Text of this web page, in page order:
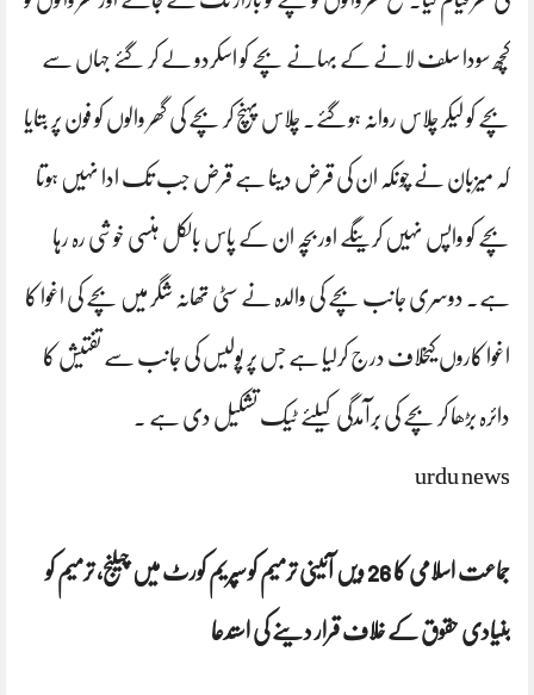
کچھ سودا سلف لانے کے بہانے بچے کو اسکردو لے کر گئے جہاں سے
بچے کو لیکر چلاس روانہ ہوگئے۔ چلاس پہنچ کر بچے کی گھر والوں کو فون پر بتایا
کہ میزبان نے چونکہ ان کی قرض دینا ہے قرض جب تک ادا نہیں ہوتا
بچے کو واپس نہیں کرینگے اور بچہ ان کے پاس بالکل ہنسی خوشی رہ رہا
ہے۔ دوسری جانب بچے کی والدہ نے سٹی تھانہ شگر میں بچے کی اغوا کا
اغوا کاروں کیخلاف درج کرلیا ہے جس پر پولیس کی جانب سے تفتیش کا
دائرہ بڑھا کر بچے کی برآمدگی کیلئے ٹیک تشکیل دی ہے ۔
urdu news
جماعت اسلامی کا 26 ویں آئینی ترمیم کو سپریم کورٹ میں چیلنج، ترمیم کو
بنیادی حقوق کے خلاف قرار دینے کی استدعا